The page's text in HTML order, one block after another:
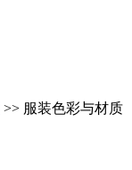
>> 服装色彩与材质